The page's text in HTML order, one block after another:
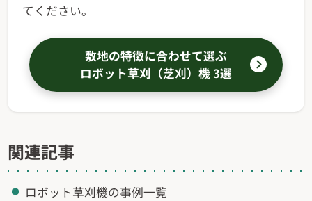
てください。
敷地の特徴に合わせて選ぶ
ロボット草刈（芝刈）機 3選
関連記事
ロボット草刈機の事例一覧